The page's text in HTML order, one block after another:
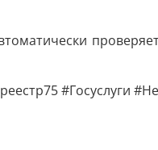
#Госуслуги